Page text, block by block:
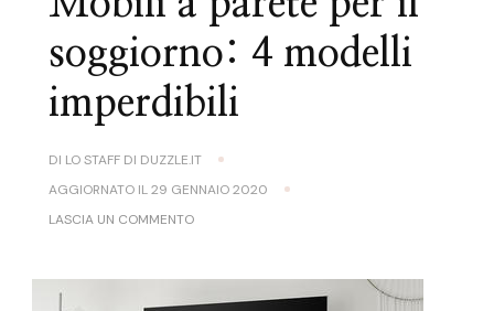
soggiorno: 4 modelli
imperdibili
DI LO STAFF DI DUZZLE.IT
AGGIORNATO IL29 GENNAIO 2020
LASCIA UN COMMENTOSU